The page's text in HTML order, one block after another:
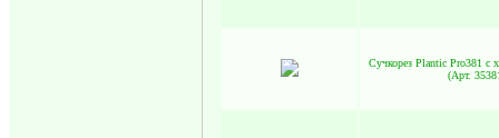
Сучкорез Plantic Pro381 с
(Арт.